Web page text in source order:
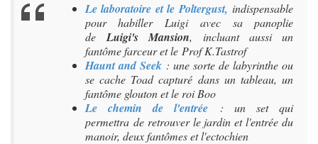
Le laboratoire et le Poltergust, indispensable
pour habiller Luigi avec sa panoplie
deLuigi's Mansion, incluant aussi un
fantôme farceur et le Prof K.Tastrof
Haunt and Seek : une sorte de labyrinthe ou
se cache Toad capturé dans un tableau, un
fantôme glouton et le roi Boo
Le chemin de l'entrée : un set qui
permettra de retrouver le jardin et l'entrée du
manoir, deux fantômes et l'ectochien